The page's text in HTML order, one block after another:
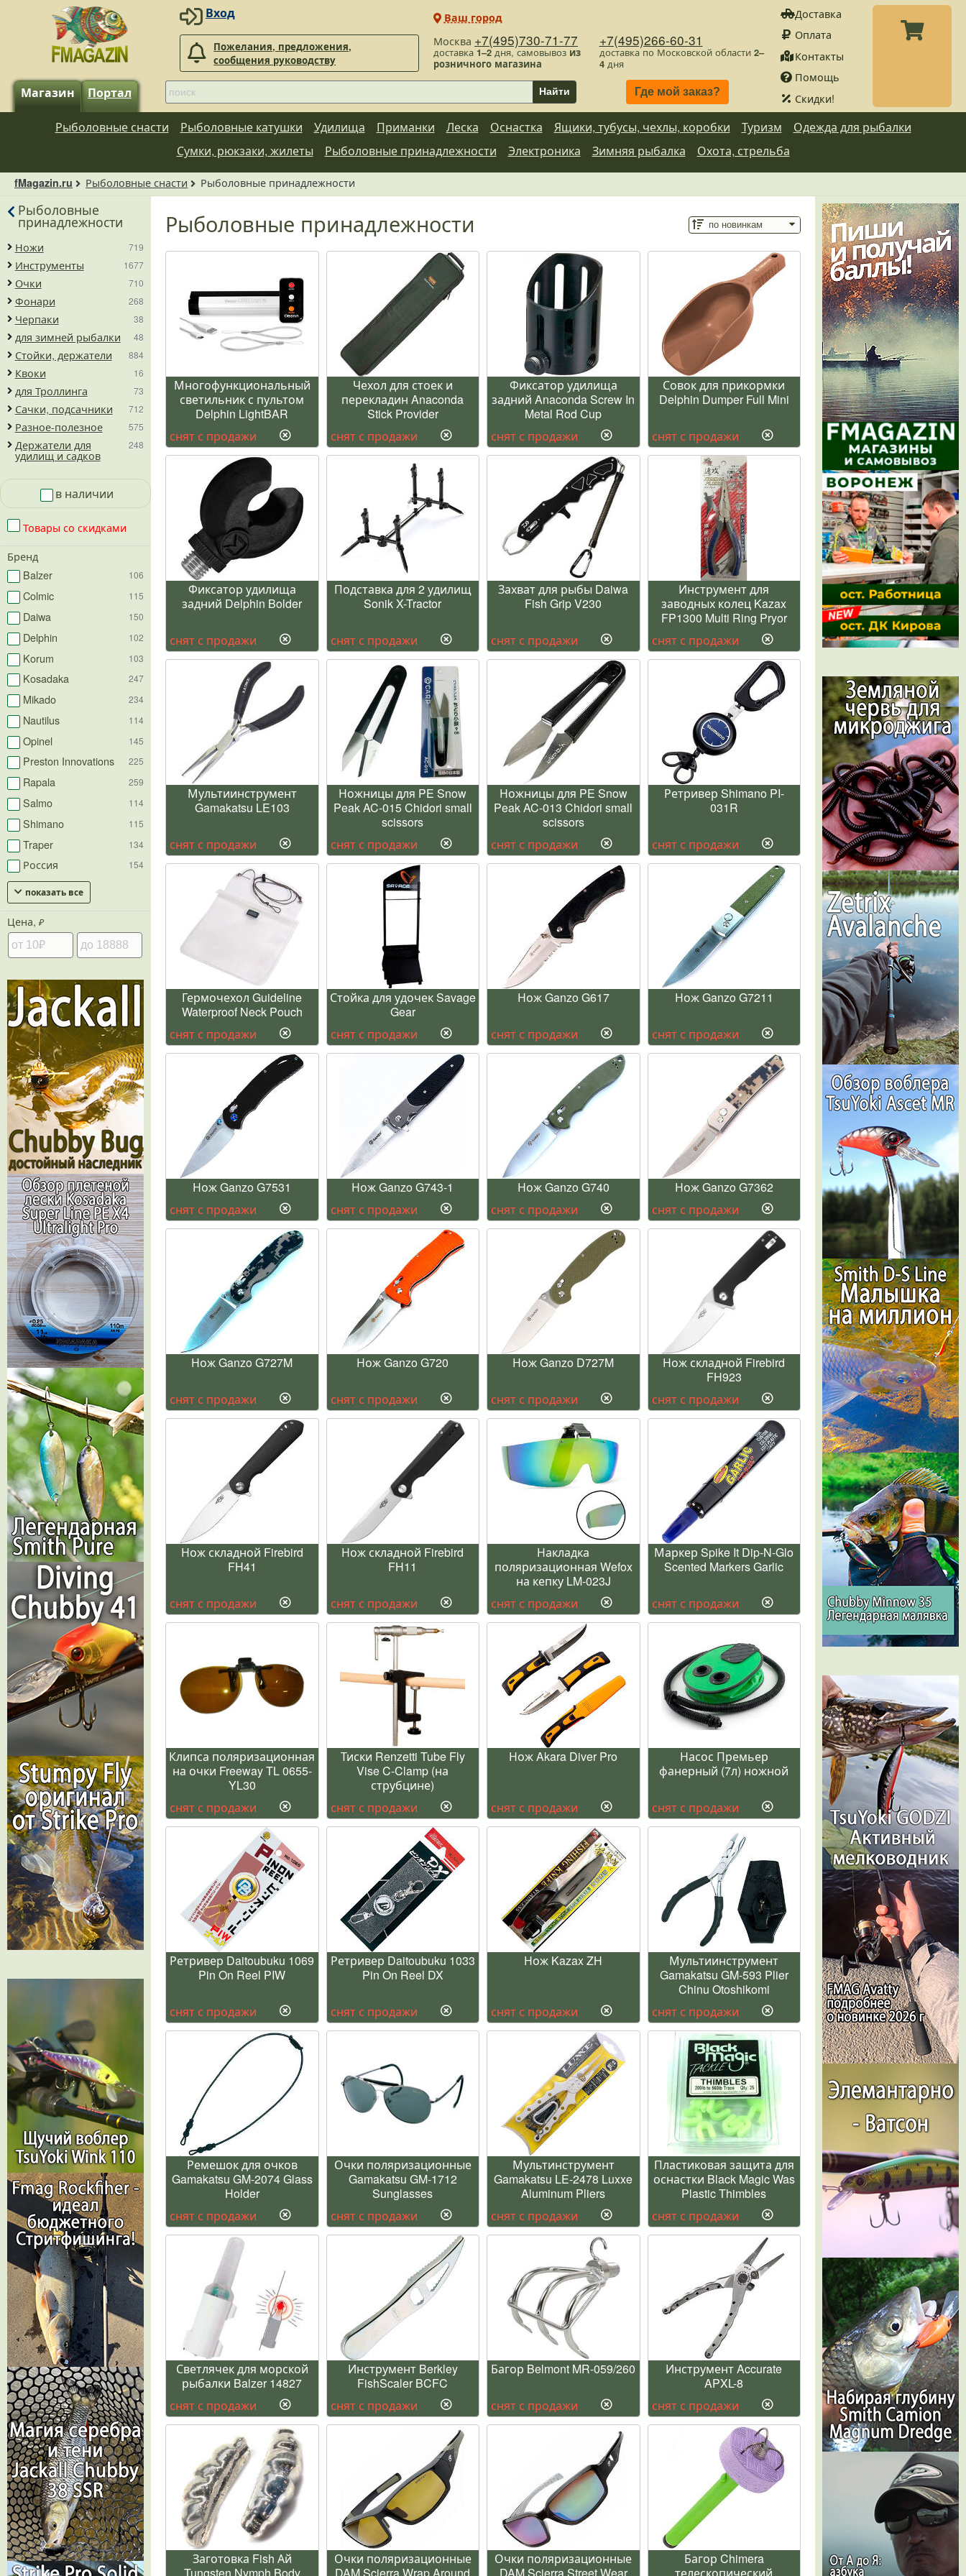
Вход
Пожелания, предложения,
сообщения руководству
Доставка
Оплата
Контакты
Помощь
Скидки!
Москва +7(495)730-71-77
доставка 1–2дня, самовывоз из
розничного магазина
+7(495)266-60-31
доставка по Московской области 2–
4дня
Ваш город
Где мой заказ?
Магазин Портал Найти
Рыболовные снасти Рыболовные катушки Удилища Приманки Леска Оснастка Ящики, тубусы, чехлы, коробки Туризм
Одежда для рыбалки
Сумки, рюкзаки, жилеты
Рыболовные принадлежности Электроника Зимняя рыбалка Охота, стрельба
fMagazin.ru Рыболовные снасти Рыболовные принадлежности
Рыболовные принадлежности
Многофункциональный
светильник с пультом
Delphin LightBAR
снят с продажи
Чехол для стоек и
перекладин Anaconda
Stick Provider
снят с продажи
Фиксатор удилища
задний Anaconda Screw In
Metal Rod Cup
снят с продажи
Совок для прикормки
Delphin Dumper Full Mini
снят с продажи
Фиксатор удилища
задний Delphin Bolder
снят с продажи
Подставка для 2 удилищ
Sonik X-Tractor
снят с продажи
Захват для рыбы Daiwa
Fish Grip V230
снят с продажи
Инструмент для
заводных колец Kazax
FP1300 Multi Ring Pryor
снят с продажи
Мультиинструмент
Gamakatsu LE103
снят с продажи
Ножницы для PE Snow
Peak AC-015 Chidori small
scissors
снят с продажи
Ножницы для PE Snow
Peak AC-013 Chidori small
scissors
снят с продажи
Ретривер Shimano PI-
031R
снят с продажи
Гермочехол Guideline
Waterproof Neck Pouch
снят с продажи
Стойка для удочек Savage
Gear
снят с продажи
Нож Ganzo G617
снят с продажи
Нож Ganzo G7211
снят с продажи
Нож Ganzo G7531
снят с продажи
Нож Ganzo G743-1
снят с продажи
Нож Ganzo G740
снят с продажи
Нож Ganzo G7362
снят с продажи
Нож Ganzo G727M
снят с продажи
Нож Ganzo G720
снят с продажи
Нож Ganzo D727M
снят с продажи
Нож складной Firebird
FH923
снят с продажи
Нож складной Firebird
FH41
снят с продажи
Нож складной Firebird
FH11
снят с продажи
Накладка
поляризационная Wefox
на кепку LM-023J
снят с продажи
Маркер Spike It Dip-N-Glo
Scented Markers Garlic
снят с продажи
Клипса поляризационная
на очки Freeway TL 0655-
YL30
снят с продажи
Тиски Renzetti Tube Fly
Vise C-Clamp (на
струбцине)
снят с продажи
Нож Akara Diver Pro
снят с продажи
Насос Премьер
фанерный (7л) ножной
снят с продажи
Ретривер Daitoubuku 1069
Pin On Reel PIW
снят с продажи
Ретривер Daitoubuku 1033
Pin On Reel DX
снят с продажи
Нож Kazax ZH
снят с продажи
Мультиинструмент
Gamakatsu GM-593 Plier
Chinu Otoshikomi
снят с продажи
Ремешок для очков
Gamakatsu GM-2074 Glass
Holder
снят с продажи
Очки поляризационные
Gamakatsu GM-1712
Sunglasses
снят с продажи
Мультинструмент
Gamakatsu LE-2478 Luxxe
Aluminum Pliers
снят с продажи
Пластиковая защита для
оснастки Black Magic Was
Plastic Thimbles
снят с продажи
Светлячек для морской
рыбалки Balzer 14827
снят с продажи
Инструмент Berkley
FishScaler BCFC
снят с продажи
Багор Belmont MR-059/260
снят с продажи
Инструмент Accurate
APXL-8
снят с продажи
Заготовка Fish Ай
Tungsten Nymph Body
Очки поляризационные
DAM Scierra Wrap Around
Очки поляризационные
DAM Scierra Street Wear
Багор Chimera
телескопический
Рыболовные
принадлежности
Ножи 719
Инструменты 1677
Очки 710
Фонари 268
Черпаки 38
для зимней рыбалки 48
Стойки, держатели 884
Квоки 16
для Троллинга 73
Сачки, подсачники 712
Разное-полезное 575
Держатели для
удилищ и садков
248
в наличии
Бренд
Balzer
106
Colmic 115
Daiwa 150
Delphin 102
Korum 103
Kosadaka 247
Mikado 234
Nautilus 114
Opinel 145
Preston Innovations 225
Rapala 259
Salmo 114
Shimano 115
Traper 134
Россия 154
показать все
Товары со скидками
Цена, ₽